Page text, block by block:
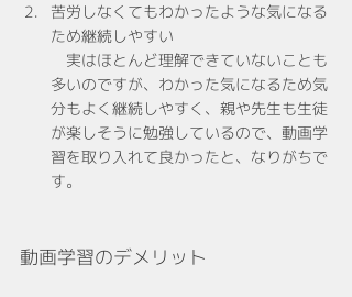
苦労しなくてもわかったような気になる
ため継続しやすい
実はほとんど理解できていないことも
多いのですが、わかった気になるため気
分もよく継続しやすく、親や先生も生徒
が楽しそうに勉強しているので、動画学
習を取り入れて良かったと、なりがちで
す。
動画学習のデメリット